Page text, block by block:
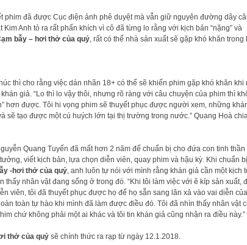
phim đã được Cục điện ảnh phê duyệt mà vẫn giữ nguyên đường dây
Kim Anh tỏ ra rất phấn khích vì cô đã từng lo rằng với kịch bản “nặng” và
bẫy – hơi thở của quỷ, rất có thể nhà sản xuất sẽ gặp khó khăn trong
thì cho rằng việc dán nhãn 18+ có thể sẽ khiến phim gặp khó khăn khi
giả. “Lo thì lo vậy thôi, nhưng rõ ràng với câu chuyện của phim thì
hơn được. Tôi hi vọng phim sẽ thuyết phục được người xem, những
sẽ tạo được một cú huých lớn tại thị trường trong nước.” Quang Hoà chia
Quang Tuyến đã mất hơn 2 năm để chuẩn bị cho đứa con tinh thần
viết kịch bản, lựa chọn diễn viên, quay phim và hậu kỳ. Khi chuẩn
-hơi thở của quỷ, anh luôn tự nói với mình rằng khán giả cần một kịch
thấy nhân vật đang sống ở trong đó. “Khi tôi làm việc với ê kíp sản xuất,
viên, tôi đã thuyết phục được họ để họ sẵn sang lăn xả vào vai diễn của
toàn tự hào khi mình đã làm được điều đó. Tôi đã nhìn thấy nhân vật
chứ không phải một ai khác và tôi tin khán giả cũng nhận ra điều này.”
thở của quỷsẽ chính thức ra rạp từ ngày 12.1.2018.